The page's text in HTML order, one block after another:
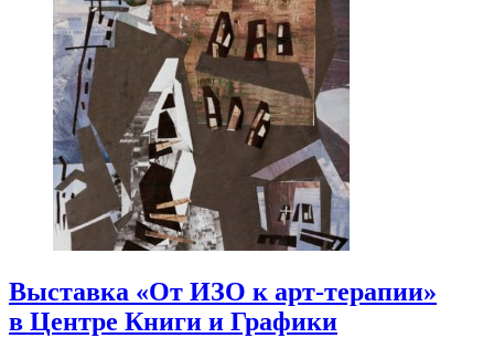
Выставка «От ИЗО к арт-терапии»
в Центре Книги и Графики